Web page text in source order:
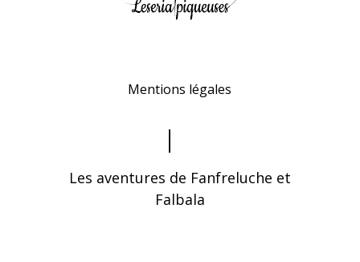
Mentions légales
Les aventures de Fanfreluche et
Falbala